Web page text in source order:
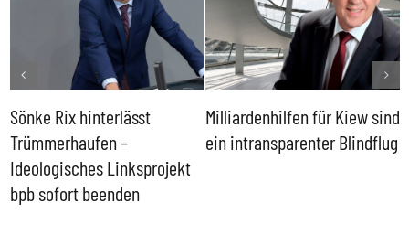
Sönke Rix hinterlässt
Trümmerhaufen –
Ideologisches Linksprojekt
bpb sofort beenden
Milliardenhilfen für Kiew sind
ein intransparenter Blindflug